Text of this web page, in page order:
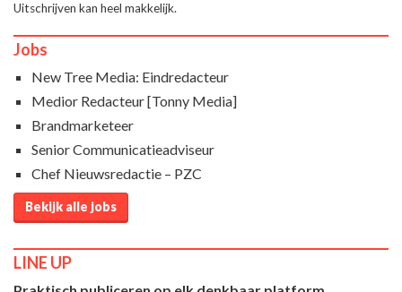
Uitschrijven kan heel makkelijk.
Jobs
New Tree Media: Eindredacteur
Medior Redacteur [Tonny Media]
Brandmarketeer
Senior Communicatieadviseur
Chef Nieuwsredactie – PZC
Bekijk alle jobs
LINE UP